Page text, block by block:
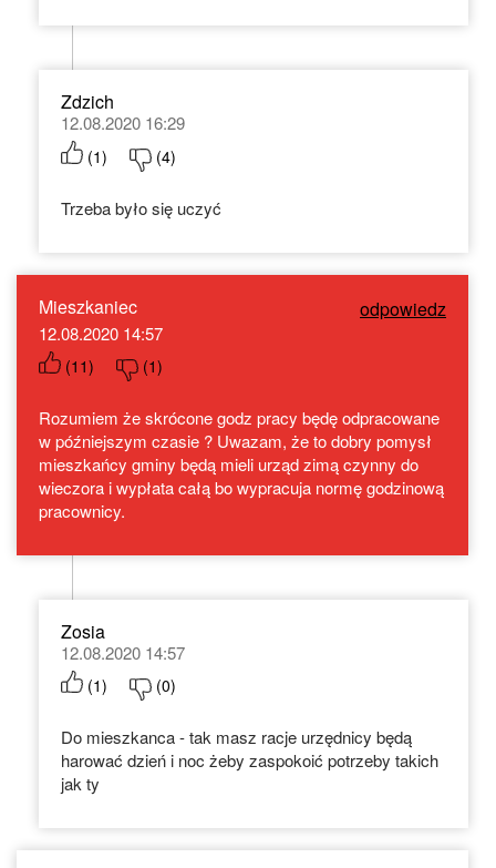
Zdzich
12.08.2020 16:29
(1) (4)
Trzeba było się uczyć
Mieszkaniec odpowiedz
12.08.2020 14:57
(11) (1)
Rozumiem że skrócone godz pracy będę odpracowane
w późniejszym czasie ? Uwazam, że to dobry pomysł
mieszkańcy gminy będą mieli urząd zimą czynny do
wieczora i wypłata całą bo wypracuja normę godzinową
pracownicy.
Zosia
12.08.2020 14:57
(1) (0)
Do mieszkanca - tak masz racje urzędnicy będą
harować dzień i noc żeby zaspokoić potrzeby takich
jak ty